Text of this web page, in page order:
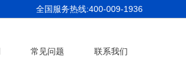
全国服务热线:400-009-1936
常见问题 联系我们